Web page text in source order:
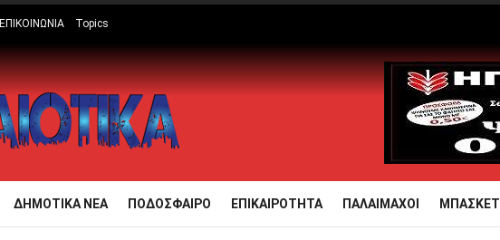
ΕΠΙΚΟΙΝΩΝΙΑ Topics
ΔΗΜΟΤΙΚΑ ΝΕΑ ΠΟΔΟΣΦΑΙΡΟ ΕΠΙΚΑΙΡΟΤΗΤΑ ΠΑΛΑΙΜΑΧΟΙ ΜΠΑΣΚΕΤ